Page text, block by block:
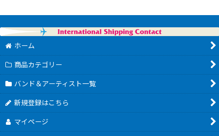
ホーム
商品カテゴリー
バンド＆アーティスト一覧
新規登録はこちら
マイページ